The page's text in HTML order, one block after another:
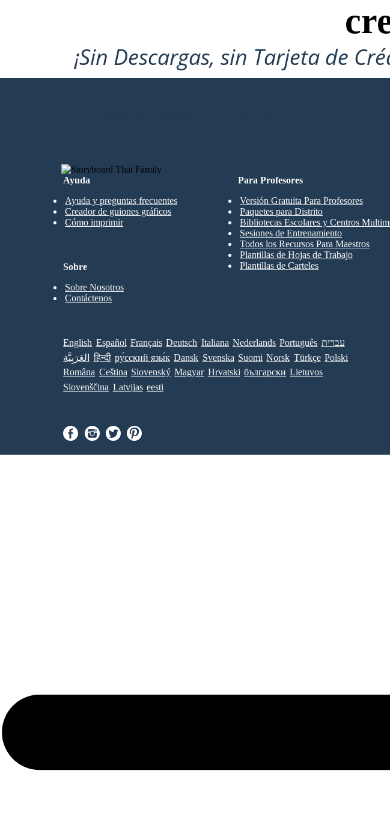
¡Sin Descargas, sin Tarjeta de
Ayuda
Ayuda y preguntas frecuentes
Creador de guiones gráficos
Cómo imprimir
Para Profesores
Versión Gratuita Para Profesores
Paquetes para Distrito
Bibliotecas Escolares y Centros
Sesiones de Entrenamiento
Todos los Recursos Para Maestros
Plantillas de Hojas de Trabajo
Plantillas de Carteles
Sobre
Sobre Nosotros
Contáctenos
English Español Français Deutsch Italiana Nederlands Português עברית
العَرَبِيَّة
हिन्दी ру́сский язы́к Dansk Svenska Suomi Norsk Türkçe Polski
Româna Ceština Slovenský Magyar Hrvatski български Lietuvos
Slovenščina Latvijas eesti